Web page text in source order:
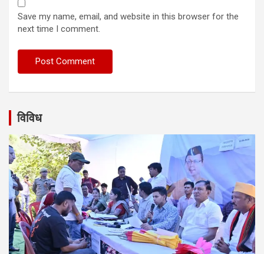
Save my name, email, and website in this browser for the
next time I comment.
विविध